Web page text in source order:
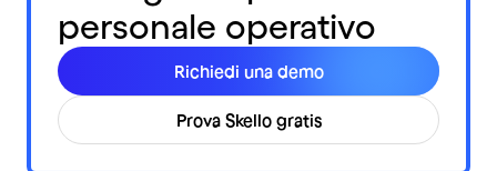
personale operativo
Richiedi una demo
Prova Skello gratis